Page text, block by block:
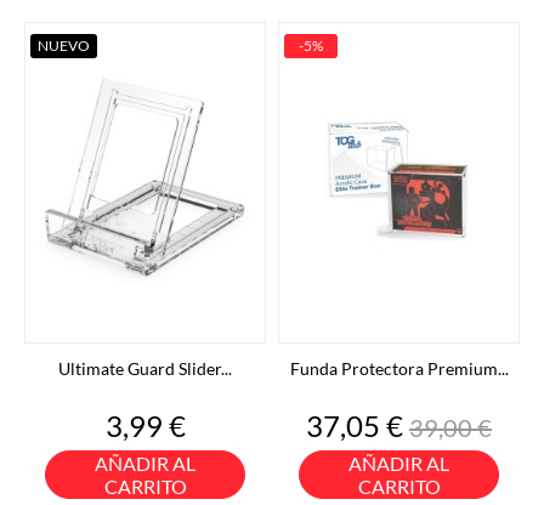
Ultimate Guard Slider...
Precio
3,99 €
AÑADIR AL
CARRITO
NUEVO
Funda Protectora Premium...
Precio
37,05 €Precio
base
39,00 €
AÑADIR AL
CARRITO
-5%